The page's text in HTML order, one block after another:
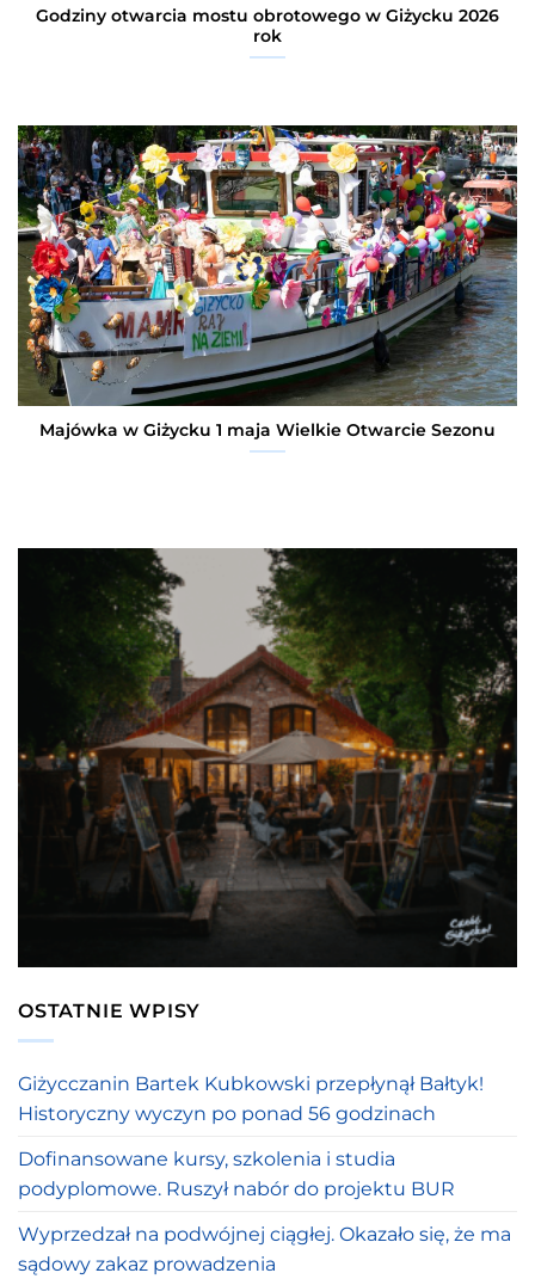
Godziny otwarcia mostu obrotowego w Giżycku 2026
rok
Majówka w Giżycku 1 maja Wielkie Otwarcie Sezonu
OSTATNIE WPISY
Giżycczanin Bartek Kubkowski przepłynął Bałtyk!
Historyczny wyczyn po ponad 56 godzinach
Dofinansowane kursy, szkolenia i studia
podyplomowe. Ruszył nabór do projektu BUR
Wyprzedzał na podwójnej ciągłej. Okazało się, że ma
sądowy zakaz prowadzenia